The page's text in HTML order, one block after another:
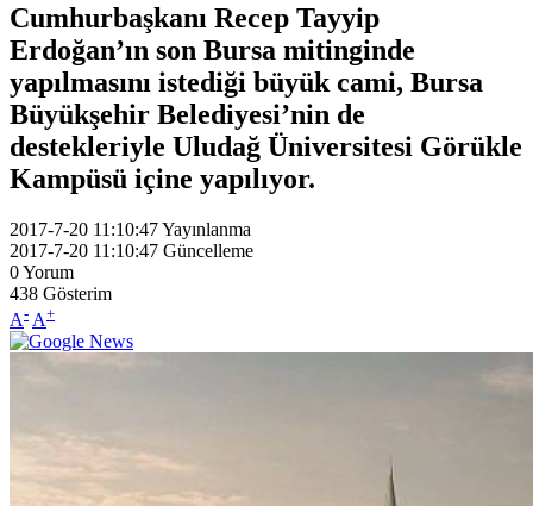
Cumhurbaşkanı Recep Tayyip
Erdoğan’ın son Bursa mitinginde
yapılmasını istediği büyük cami, Bursa
Büyükşehir Belediyesi’nin de
destekleriyle Uludağ Üniversitesi Görükle
Kampüsü içine yapılıyor.
2017-7-20 11:10:47Yayınlanma
2017-7-20 11:10:47 Güncelleme
0Yorum
438 Gösterim
A- A+